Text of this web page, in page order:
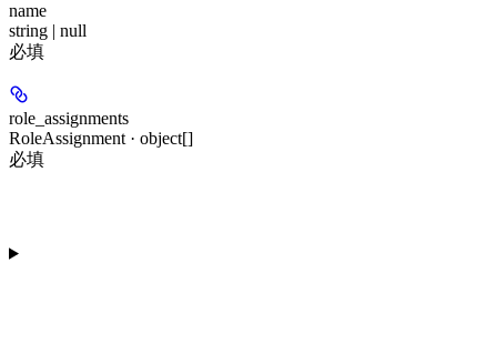
name
string | null
必填
role_assignments
RoleAssignment · object[]
必填